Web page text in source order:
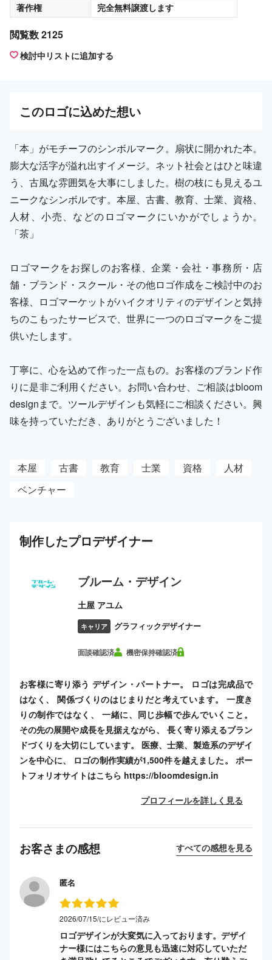
著作権
完全無料譲渡します
閲覧数 2125
検討中リストに追加する
このロゴに込めた想い
「本」がモチーフのシンボルマーク。扇状に開かれた本。
膨大な活字が溢れ出すイメージ。ネット社会とはひと味違
う、古風な雰囲気を大事にしました。樹の枝にも見えるユ
ニークなシンボルです。本屋、古書、教育、士業、資格、
人材、小売、などのロゴマークにいかがでしょうか。
「茶」
ロゴマークをお探しのお客様、企業・会社・事務所・店
舗・ブランド・スクール・その他ロゴ作成をご検討中のお
客様、ロゴマーケットがハイクオリティのデザインと気持
ちのこもったサービスで、世界に一つのロゴマークをご提
供いたします。
丁寧に、心を込めて作った一点もの。お客様のブランド作
りに是非ご利用ください。お問い合わせ、ご相談はbloom
designまで。ツールデザインも気軽にご相談ください。興
味を持っていただき、ありがとうございました！
本屋 古書 教育 士業 資格
人材
ベンチャー
制作したプロデザイナー
ブルーム・デザイン
土屋 アユム
キャリア グラフィックデザイナー
面談確認済 機密保持確認済
お客様に寄り添う デザイン・パートナー。 ロゴは完成品で
はなく、 関係づくりのはじまりだと考えています。 一度き
りの制作ではなく、 一緒に、同じ歩幅で歩んでいくこと。
その先の展開や成長を見据えながら、 長く寄り添えるブラン
ドづくりを大切にしています。 医療、士業、製造系のデザイ
ンを中心に、 ロゴの制作実績が1,500件を越えました。 ポー
トフォリオサイトはこちら https://bloomdesign.in
プロフィールを詳しく見る
お客さまの感想 すべての感想を見る
匿名
2026/07/15/にレビュー済み
ロゴデザインが大変気に入っております。デザイ
ナー様にはこちらの意見も迅速に対応していただ